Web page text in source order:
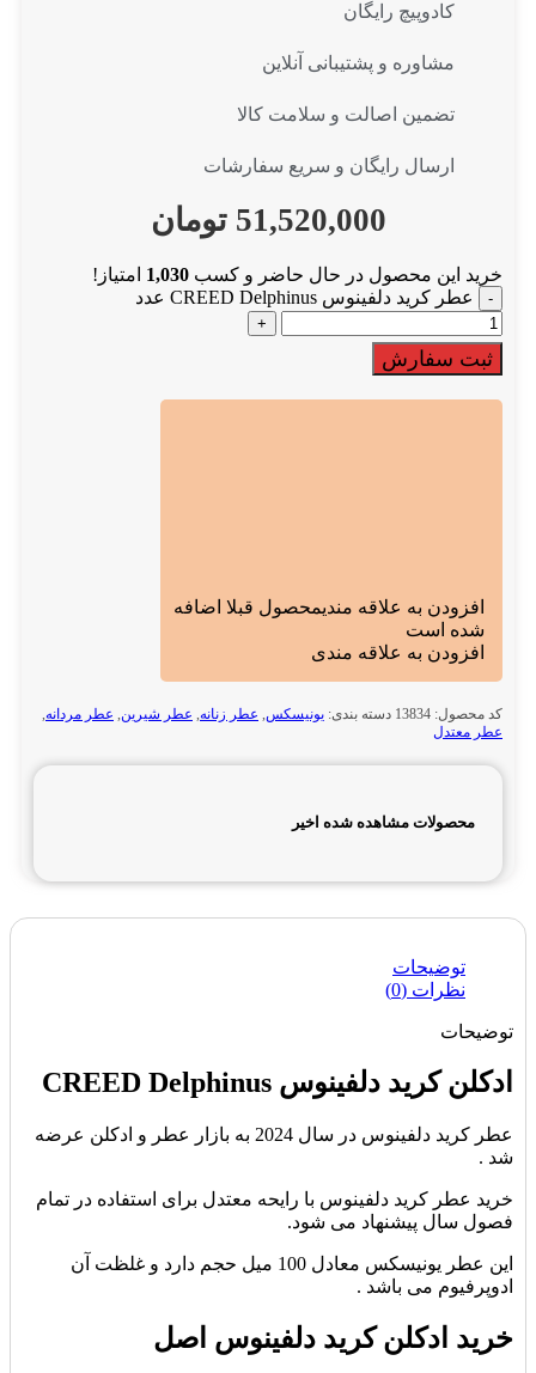
کادوپیچ رایگان
مشاوره و پشتیبانی آنلاین
تضمین اصالت و سلامت کالا
ارسال رایگان و سریع سفارشات
51,520,000 تومان
خرید این محصول در حال حاضر و کسب 1,030 امتیاز!
عطر کرید دلفینوس CREED Delphinus عدد
ثبت سفارش
افزودن به علاقه مندیمحصول قبلا اضافه
شده است
افزودن به علاقه مندی
کد محصول: 13834 دسته بندی: یونیسکس, عطر زنانه, عطر شیرین, عطر مردانه,
عطر معتدل
محصولات مشاهده شده اخیر
توضیحات
نظرات (0)
توضیحات
ادکلن کرید دلفینوس CREED Delphinus
عطر کرید دلفینوس در سال 2024 به بازار عطر و ادکلن عرضه
شد .
خرید عطر کرید دلفینوس با رایحه معتدل برای استفاده در تمام
فصول سال پیشنهاد می شود.
این عطر یونیسکس معادل 100 میل حجم دارد و غلظت آن
ادوپرفیوم می باشد .
خرید ادکلن کرید دلفینوس اصل